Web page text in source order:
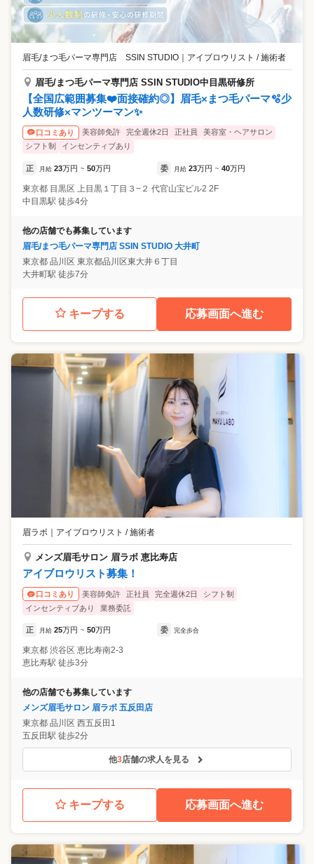
眉毛/まつ毛パーマ専門店 SSIN STUDIO ｜ アイブロウリスト / 施術者
眉毛/まつ毛パーマ専門店 SSIN STUDIO中目黒研修所
【全国広範囲募集❤️面接確約◎】眉毛×まつ毛パーマ🫧少
人数研修×マンツーマン✨
口コミあり 美容師免許 完全週休2日 正社員
美容室・ヘアサロン
シフト制
インセンティブあり
正 月給 23万円 ~ 50万円 委 月給 23万円 ~ 40万円
東京都 目黒区 上目黒１丁目３−２ 代官山宝ビル2 2F
中目黒駅 徒歩4分
他の店舗でも募集しています
眉毛/まつ毛パーマ専門店 SSIN STUDIO 大井町
東京都 品川区 東京都品川区東大井６丁目
大井町駅 徒歩7分
キープする 応募画面へ進む
眉ラボ アイブロウリスト / 施術者
メンズ眉毛サロン 眉ラボ 恵比寿店
アイブロウリスト募集！
口コミあり 美容師免許 正社員 完全週休2日
シフト制
インセンティブあり
業務委託
正 月給 25万円 ~ 50万円 委 完全歩合
東京都 渋谷区 恵比寿南2-3
恵比寿駅 徒歩3分
他の店舗でも募集しています
メンズ眉毛サロン 眉ラボ 五反田店
東京都 品川区 西五反田1
五反田駅 徒歩2分
他3店舗の求人を見る
キープする 応募画面へ進む